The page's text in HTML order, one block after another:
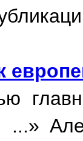
...»